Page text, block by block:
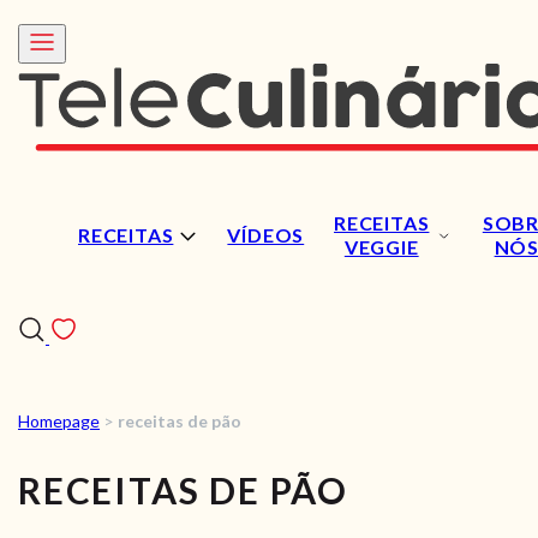
RECEITAS VÍDEOS
RECEITAS
VEGGIE
NÓS
VÍDEOS
Homepage > receitas de pão
RECEITAS DE PÃO